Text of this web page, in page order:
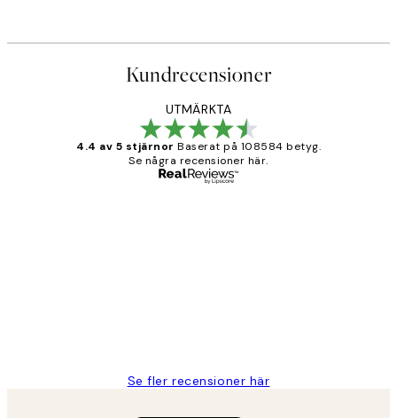
Kundrecensioner
UTMÄRKTA
4.4 av 5 stjärnor Baserat på 108584 betyg.
Se några recensioner här.
Se fler recensioner här